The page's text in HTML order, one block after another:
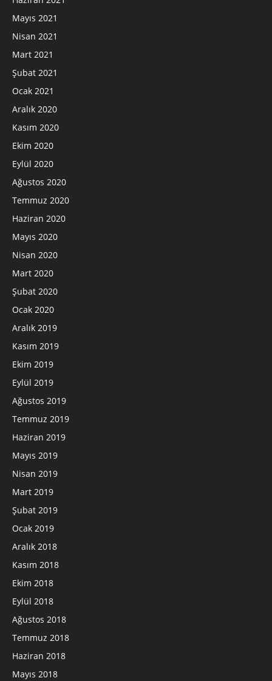
Mayıs 2021
Nisan 2021
Mart 2021
Şubat 2021
Ocak 2021
Aralık 2020
Kasım 2020
Ekim 2020
Eylül 2020
Ağustos 2020
Temmuz 2020
Haziran 2020
Mayıs 2020
Nisan 2020
Mart 2020
Şubat 2020
Ocak 2020
Aralık 2019
Kasım 2019
Ekim 2019
Eylül 2019
Ağustos 2019
Temmuz 2019
Haziran 2019
Mayıs 2019
Nisan 2019
Mart 2019
Şubat 2019
Ocak 2019
Aralık 2018
Kasım 2018
Ekim 2018
Eylül 2018
Ağustos 2018
Temmuz 2018
Haziran 2018
Mayıs 2018